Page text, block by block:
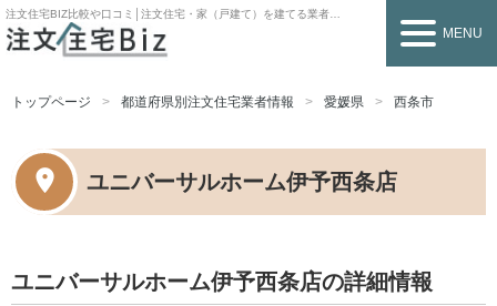
注文住宅BIZ比較や口コミ│注文住宅・家（戸建て）を建てる業者を探すなら
MENU
トップページ 都道府県別注文住宅業者情報 愛媛県 西条市
ユニバーサルホーム伊予西条店
ユニバーサルホーム伊予西条店の詳細情報